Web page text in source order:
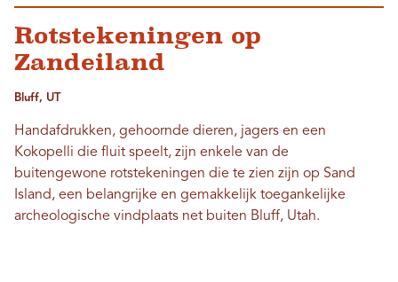
Rotstekeningen op
Zandeiland
Bluff, UT
Handafdrukken, gehoornde dieren, jagers en een
Kokopelli die fluit speelt, zijn enkele van de
buitengewone rotstekeningen die te zien zijn op Sand
Island, een belangrijke en gemakkelijk toegankelijke
archeologische vindplaats net buiten Bluff, Utah.